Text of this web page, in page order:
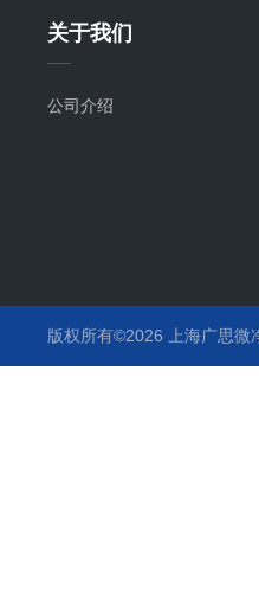
关于我们
公司介绍
版权所有©2026 上海广思